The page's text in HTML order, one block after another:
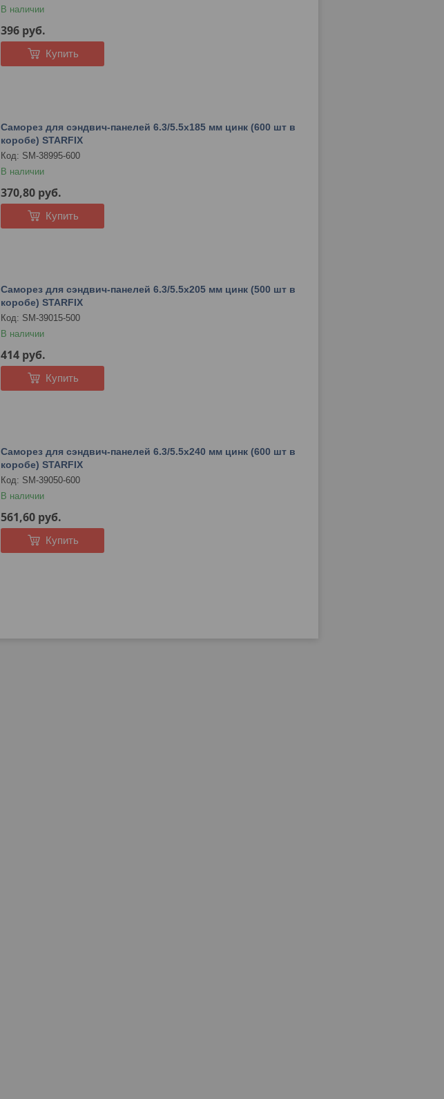
В наличии
396 руб.
Купить
Саморез для сэндвич-панелей 6.3/5.5х185 мм цинк (600 шт в
коробе) STARFIX
SM-38995-600
В наличии
370,80 руб.
Купить
Саморез для сэндвич-панелей 6.3/5.5х205 мм цинк (500 шт в
коробе) STARFIX
SM-39015-500
В наличии
414 руб.
Купить
Саморез для сэндвич-панелей 6.3/5.5х240 мм цинк (600 шт в
коробе) STARFIX
SM-39050-600
В наличии
561,60 руб.
Купить